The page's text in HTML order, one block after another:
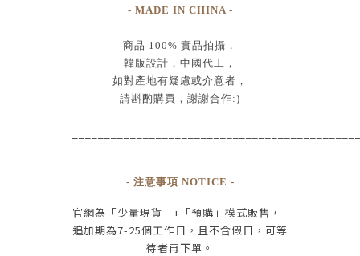
- MADE IN CHINA -
商品 100% 實品拍攝 ，
韓版設計，中國代工 ，
如對產地有疑慮或介意者，
請斟酌購買， 謝謝合作:)
- 注意事項 NOTICE -
官網為 「少量現貨」+ 「預購」模式販售，
追加期為7-25個工作日 ，且不含假日 ， 可等
待者再下單 。